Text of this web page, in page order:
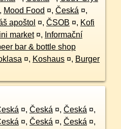
, Mood Food ¤, Česká ¤,
apoštol ¤, ČSOB ¤, Kofi
market ¤, Informační
bar & bottle shop
¤, Koshaus ¤, Burger
¤, Česká ¤, Česká ¤,
¤, Česká ¤, Česká ¤,